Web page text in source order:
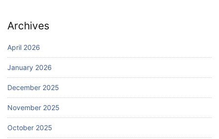
Archives
April 2026
January 2026
December 2025
November 2025
October 2025